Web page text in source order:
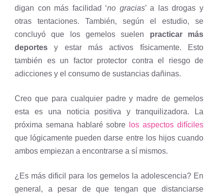
digan con más facilidad ‘no gracias’ a las drogas y
otras tentaciones. También, según el estudio, se
concluyó que los gemelos suelen practicar más
deportes y estar más activos físicamente. Esto
también es un factor protector contra el riesgo de
adicciones y el consumo de sustancias dañinas.
Creo que para cualquier padre y madre de gemelos
esta es una noticia positiva y tranquilizadora. La
próxima semana hablaré sobre
los aspectos difíciles
que lógicamente pueden darse entre los hijos cuando
ambos empiezan a encontrarse a sí mismos.
¿Es más dificil para los gemelos la adolescencia? En
general, a pesar de que tengan que distanciarse